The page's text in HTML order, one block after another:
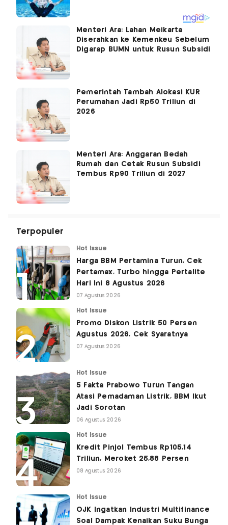
Menteri Ara: Lahan Meikarta
Diserahkan ke Kemenkeu Sebelum
Digarap BUMN untuk Rusun Subsidi
Pemerintah Tambah Alokasi KUR
Perumahan Jadi Rp50 Triliun di
2026
Menteri Ara: Anggaran Bedah
Rumah dan Cetak Rusun Subsidi
Tembus Rp90 Triliun di 2027
Terpopuler
Hot Issue
Harga BBM Pertamina Turun, Cek
Pertamax, Turbo hingga Pertalite
Hari Ini 8 Agustus 2026
07 Agustus 2026
Hot Issue
Promo Diskon Listrik 50 Persen
Agustus 2026, Cek Syaratnya
07 Agustus 2026
Hot Issue
5 Fakta Prabowo Turun Tangan
Atasi Pemadaman Listrik, BBM Ikut
Jadi Sorotan
06 Agustus 2026
Hot Issue
Kredit Pinjol Tembus Rp105,14
Triliun, Meroket 25,88 Persen
08 Agustus 2026
Hot Issue
OJK Ingatkan Industri Multifinance
Soal Dampak Kenaikan Suku Bunga